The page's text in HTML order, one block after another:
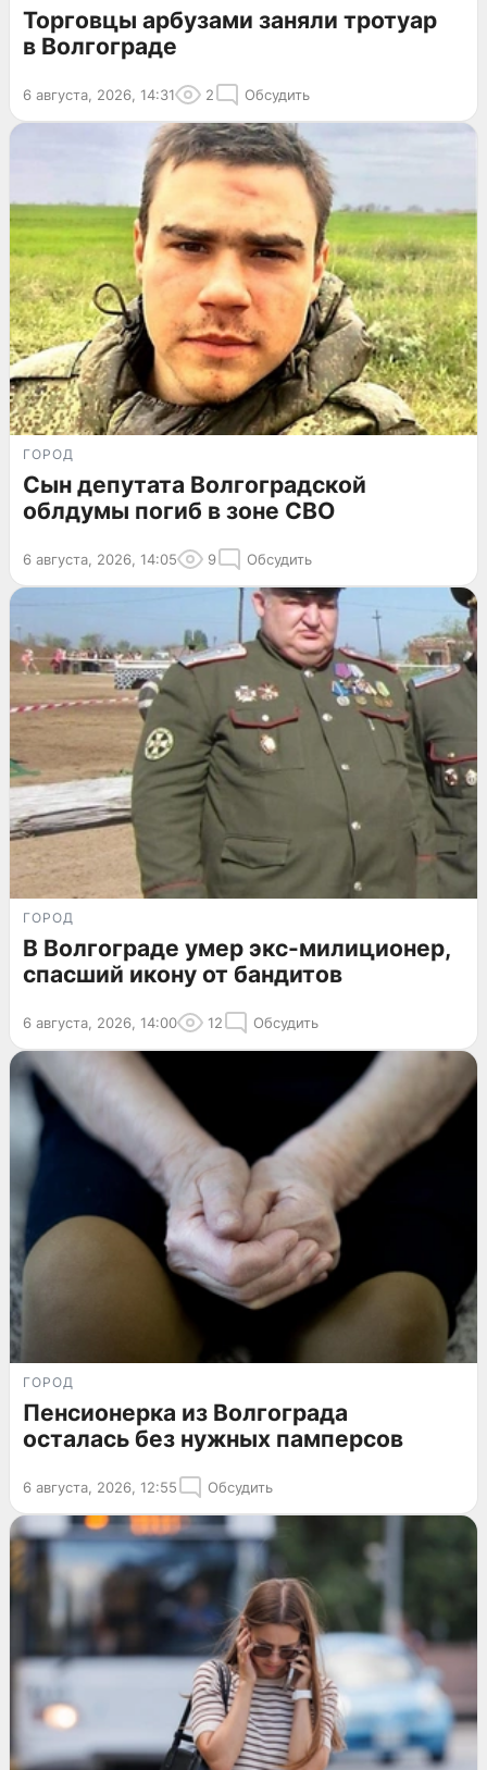
Торговцы арбузами заняли тротуар
в Волгограде
6 августа, 2026, 14:31 2 Обсудить
ГОРОД
Сын депутата Волгоградской
облдумы погиб в зоне СВО
6 августа, 2026, 14:05 9 Обсудить
ГОРОД
В Волгограде умер экс-милиционер,
спасший икону от бандитов
6 августа, 2026, 14:00 12 Обсудить
ГОРОД
Пенсионерка из Волгограда
осталась без нужных памперсов
6 августа, 2026, 12:55 Обсудить